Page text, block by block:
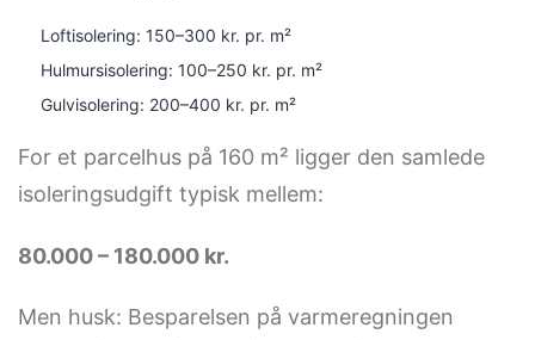
Loftisolering: 150–300 kr. pr. m²
Hulmursisolering: 100–250 kr. pr. m²
Gulvisolering: 200–400 kr. pr. m²
For et parcelhus på 160 m² ligger den samlede
isoleringsudgift typisk mellem:
80.000 – 180.000 kr.
Men husk: Besparelsen på varmeregningen